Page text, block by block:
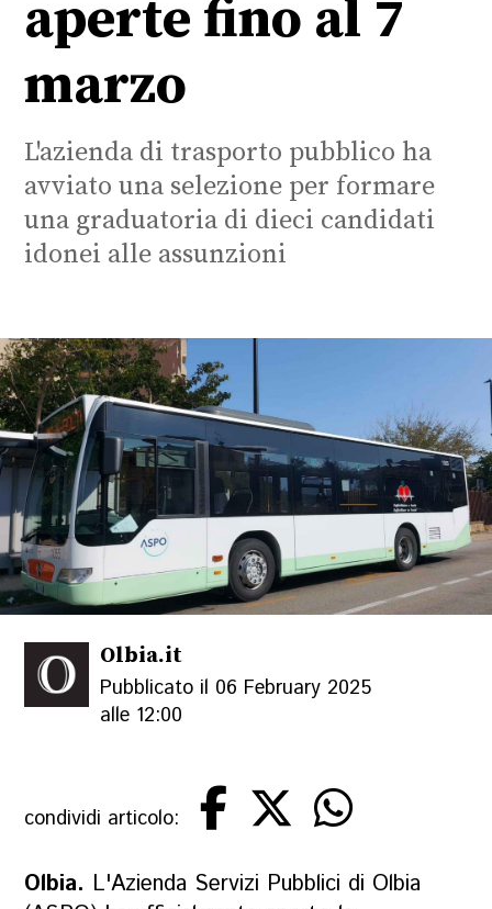
aperte fino al 7
marzo
L'azienda di trasporto pubblico ha
avviato una selezione per formare
una graduatoria di dieci candidati
idonei alle assunzioni
Olbia.it
Pubblicato il 06 February 2025
alle 12:00
condividi articolo:
Olbia. L'Azienda Servizi Pubblici di Olbia